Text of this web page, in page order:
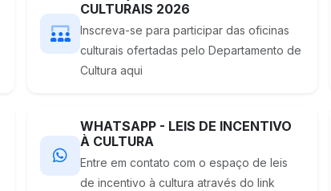
CULTURAIS 2026
Inscreva-se para participar das oficinas
culturais ofertadas pelo Departamento de
Cultura aqui
WHATSAPP - LEIS DE INCENTIVO
À CULTURA
Entre em contato com o espaço de leis
de incentivo à cultura através do link